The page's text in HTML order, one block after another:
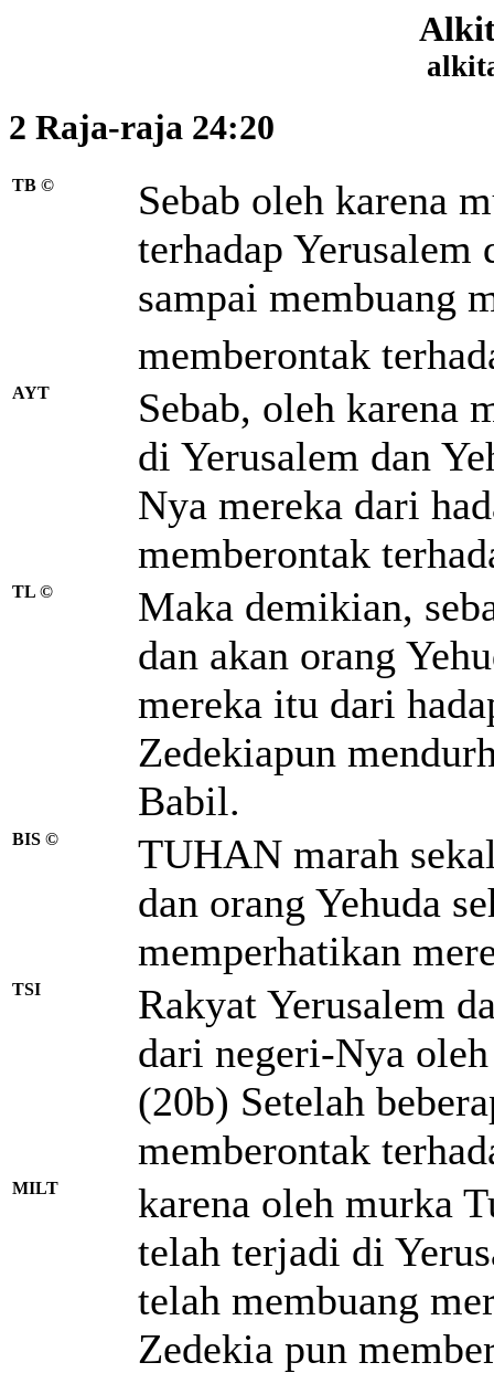
2 Raja-raja 24:20
TB ©
Sebab oleh karena
terhadap Yerusalem
sampai membuang
memberontak
AYT
Sebab, oleh karena
di Yerusalem dan
Nya mereka dari
memberontak
TL ©
Maka demikian,
dan akan orang
mereka itu dari
Zedekiapun
Babil.
BIS ©
TUHAN marah
dan orang Yehuda
memperhatikan
TSI
Rakyat Yerusalem
dari negeri-Nya
(20b) Setelah
memberontak
MILT
karena oleh murka
telah terjadi di
telah membuang
Zedekia pun